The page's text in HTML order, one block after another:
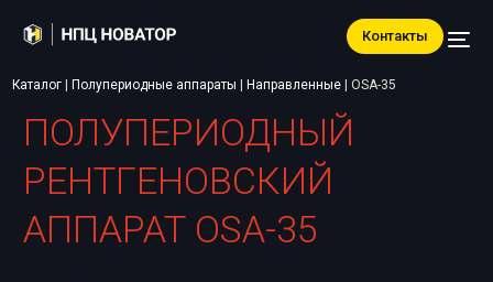
Контакты
Каталог Полупериодные аппараты Направленные |OSA-35
ПОЛУПЕРИОДНЫЙ
РЕНТГЕНОВСКИЙ
АППАРАТ OSA-35